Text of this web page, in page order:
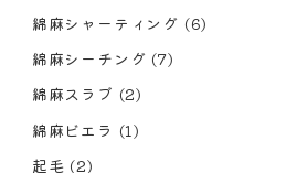
綿麻シャーティング (6)
綿麻シーチング (7)
綿麻スラブ (2)
綿麻ビエラ (1)
起毛 (2)